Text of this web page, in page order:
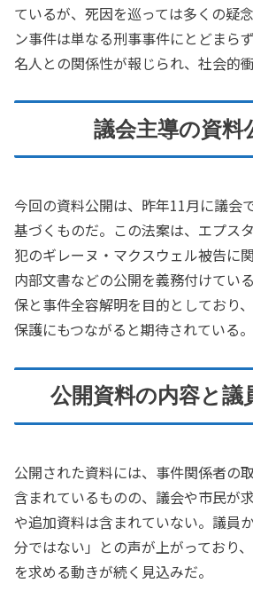
ているが、死因を巡っては多くの疑
ン事件は単なる刑事事件にとどまら
名人との関係性が報じられ、社会的
議会主導の資料
今回の資料公開は、昨年11月に議会
基づくものだ。この法案は、エプス
犯のギレーヌ・マクスウェル被告に
内部文書などの公開を義務付けてい
保と事件全容解明を目的としており
保護にもつながると期待されている。
公開資料の内容と議
公開された資料には、事件関係者の
含まれているものの、議会や市民が
や追加資料は含まれていない。議員
分ではない」との声が上がっており
を求める動きが続く見込みだ。